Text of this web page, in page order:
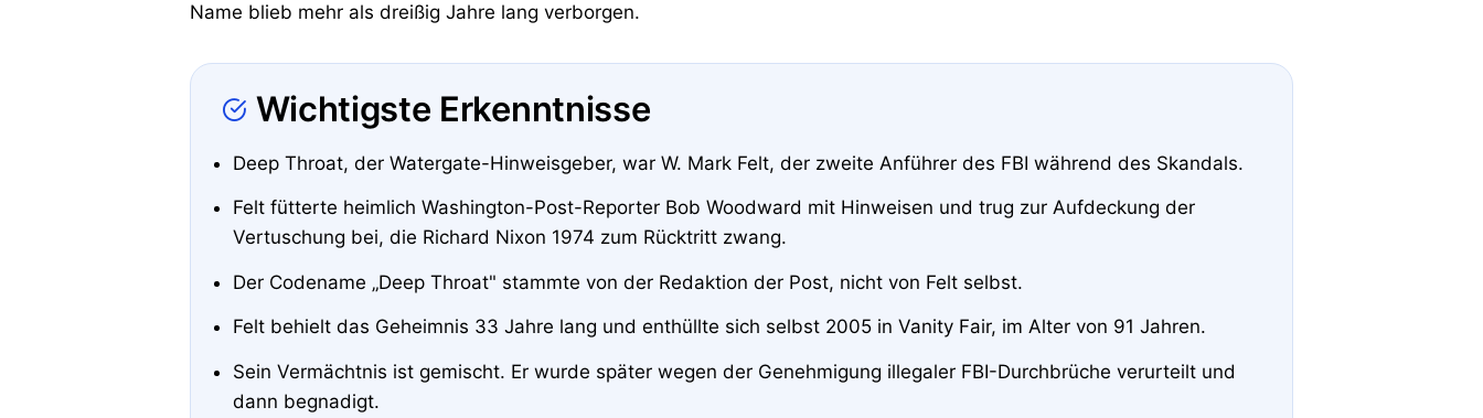
Name blieb mehr als dreißig Jahre lang verborgen.
Wichtigste Erkenntnisse
Deep Throat, der Watergate-Hinweisgeber, war W. Mark Felt, der zweite Anführer des FBI während des Skandals.
Felt fütterte heimlich Washington-Post-Reporter Bob Woodward mit Hinweisen und trug zur Aufdeckung der
Vertuschung bei, die Richard Nixon 1974 zum Rücktritt zwang.
Der Codename „Deep Throat" stammte von der Redaktion der Post, nicht von Felt selbst.
Felt behielt das Geheimnis 33 Jahre lang und enthüllte sich selbst 2005 in Vanity Fair, im Alter von 91 Jahren.
Sein Vermächtnis ist gemischt. Er wurde später wegen der Genehmigung illegaler FBI-Durchbrüche verurteilt und
dann begnadigt.